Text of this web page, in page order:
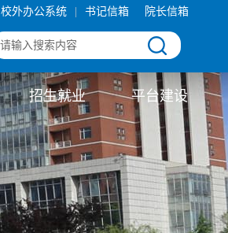
校外办公系统 书记信箱 院长信箱
招生就业 平台建设